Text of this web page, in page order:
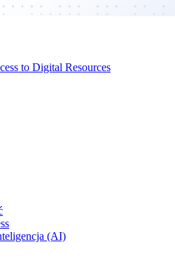
to Digital Resources
(AI)